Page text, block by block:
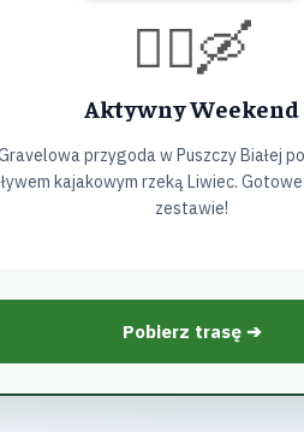
🚴‍♂️🛶
Aktywny Weekend
przygoda w Puszczy Białej
kajakowym rzeką Liwiec.
zestawie!
Pobierz trasę ➔